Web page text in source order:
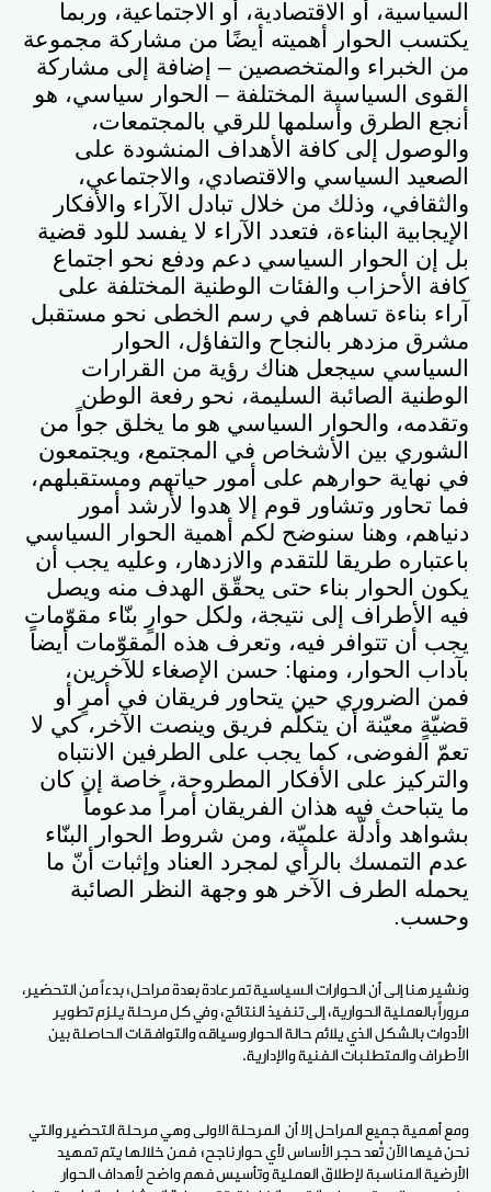
السياسية، أو الاقتصادية، أو الاجتماعية، وربما
يكتسب الحوار أهميته أيضًا من مشاركة مجموعة
من الخبراء والمتخصصين – إضافة إلى مشاركة
القوى السياسية المختلفة – الحوار سياسي، هو
أنجع الطرق وأسلمها للرقي بالمجتمعات،
والوصول إلى كافة الأهداف المنشودة على
الصعيد السياسي والاقتصادي، والاجتماعي،
والثقافي، وذلك من خلال تبادل الآراء والأفكار
الإيجابية البناءة، فتعدد الآراء لا يفسد للود قضية
بل إن الحوار السياسي دعم ودفع نحو اجتماع
كافة الأحزاب والفئات الوطنية المختلفة على
آراء بناءة تساهم في رسم الخطى نحو مستقبل
مشرق مزدهر بالنجاح والتفاؤل، الحوار
السياسي سيجعل هناك رؤية من القرارات
الوطنية الصائبة السليمة، نحو رفعة الوطن
وتقدمه، والحوار السياسي هو ما يخلق جواً من
الشوري بين الأشخاص في المجتمع، ويجتمعون
في نهاية حوارهم على أمور حياتهم ومستقبلهم،
فما تحاور وتشاور قوم إلا هدوا لأرشد أمور
دنياهم، وهنا سنوضح لكم أهمية الحوار السياسي
باعتباره طريقا للتقدم والازدهار، وعليه يجب أن
يكون الحوار بناء حتى يحقّق الهدف منه ويصل
فيه الأطراف إلى نتيجة، ولكل حوارٍ بنّاء مقوّمات
يجب أن تتوافر فيه، وتعرف هذه المقوّمات أيضاً
بآداب الحوار، ومنها: حسن الإصغاء للآخرين،
فمن الضروري حين يتحاور فريقان في أمرٍ أو
قضيّةٍ معيّنة أن يتكلّم فريق وينصت الآخر، كي لا
تعمّ الفوضى، كما يجب على الطرفين الانتباه
والتركيز على الأفكار المطروحة، خاصة إن كان
ما يتباحث فيه هذان الفريقان أمراً مدعوماً
بشواهد وأدلّة علميّة، ومن شروط الحوار البنّاء
عدم التمسك بالرأي لمجرد العناد وإثبات أنّ ما
يحمله الطرف الآخر هو وجهة النظر الصائبة
وحسب.
ونشير هنا إلى أن الحوارات السياسية تمر عادة بعدة مراحل؛ بدءاً من التحضير،
مروراً بالعملية الحوارية، إلى تنفيذ النتائج، وفي كل مرحلة يلزم تطوير
الأدوات بالشكل الذي يلائم حالة الحوار وسياقه والتوافقات الحاصلة بين
الأطراف والمتطلبات الفنية والإدارية.
ومع أهمية جميع المراحل إلا أن المرحلة الاولى وهي مرحلة التحضير والتي
نحن فيها الآن تُعد حجر الأساس لأي حوار ناجح؛ فمن خلالها يتم تمهيد
الأرضية المناسبة لإطلاق العملية وتأسيس فهم واضح لأهداف الحوار